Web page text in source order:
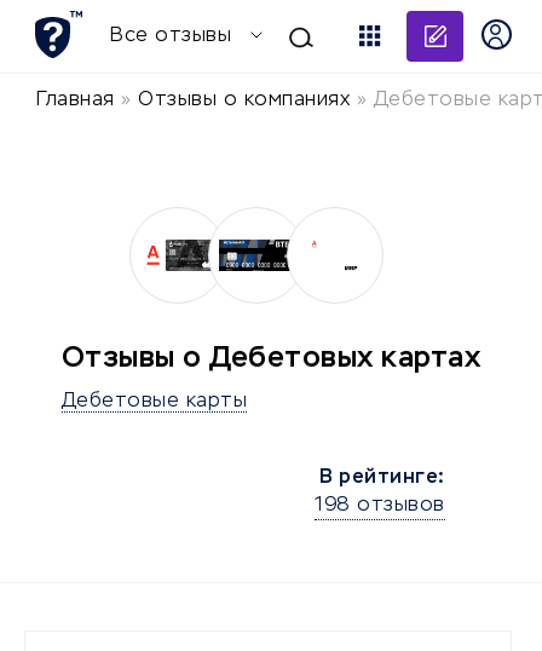
Все отзывы
Главная » Отзывы о компаниях » Дебетовые
Отзывы о Дебетовых картах
Дебетовые карты
В рейтинге:
198 отзывов